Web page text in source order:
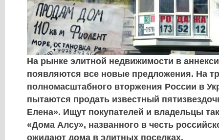
На рынке элитной недвижимости в
появляются все новые предложения. На
полномасштабного вторжения России в
пытаются продать известный
Елена». Ищут покупателей и владельцы
«Дома Алсу», названного в честь
ожидают дома в элитных поселках.